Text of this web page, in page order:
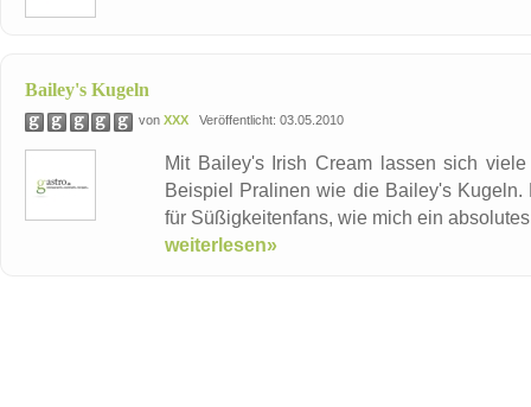
Bailey's Kugeln
von XXX Veröffentlicht: 03.05.2010
Mit Bailey's Irish Cream lassen sich
Beispiel Pralinen wie die Bailey's
für Süßigkeitenfans, wie mich ein
weiterlesen»